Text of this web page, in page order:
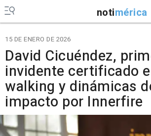
notimérica
15 DE ENERO DE 2026
David Cicuéndez,
invidente certificado
walking y dinámicas
impacto por Innerfire